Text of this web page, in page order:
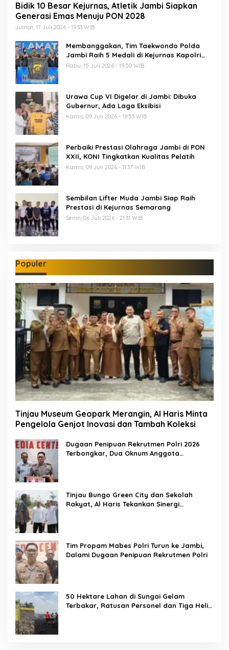
Bidik 10 Besar Kejurnas, Atletik Jambi Siapkan
Generasi Emas Menuju PON 2028
Jumat, 17 Juli 2026 - 19:33 WIB
Membanggakan, Tim Taekwondo Polda
Jambi Raih 5 Medali di Kejurnas Kapolri
Cup 7
Rabu, 15 Juli 2026 - 19:50 WIB
Urawa Cup VI Digelar di Jambi: Dibuka
Gubernur, Ada Laga Eksibisi
Kamis, 09 Juli 2026 - 19:53 WIB
Perbaiki Prestasi Olahraga Jambi di PON
XXII, KONI Tingkatkan Kualitas Pelatih
Kamis, 09 Juli 2026 - 11:37 WIB
Sembilan Lifter Muda Jambi Siap Raih
Prestasi di Kejurnas Semarang
Senin, 06 Juli 2026 - 21:31 WIB
Populer
Tinjau Museum Geopark Merangin, Al Haris Minta
Pengelola Genjot Inovasi dan Tambah Koleksi
Dugaan Penipuan Rekrutmen Polri 2026
Terbongkar, Dua Oknum Anggota
Tinjau Bungo Green City dan Sekolah
Rakyat, Al Haris Tekankan Sinergi
Tim Propam Mabes Polri Turun ke Jambi,
Dalami Dugaan Penipuan Rekrutmen Polri
50 Hektare Lahan di Sungai Gelam
Terbakar, Ratusan Personel dan Tiga Heli